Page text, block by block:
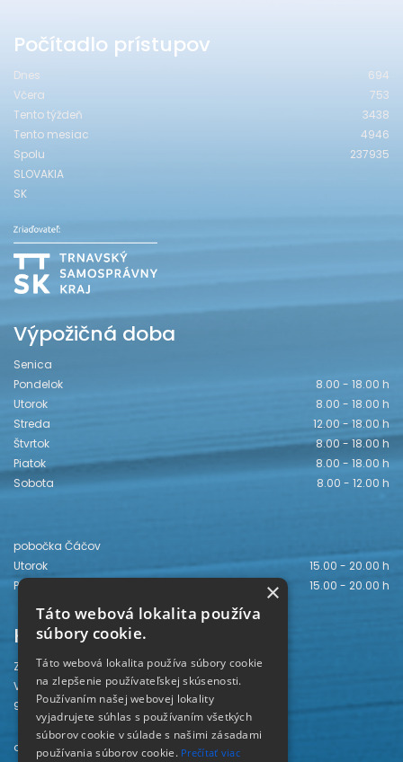
Počítadlo prístupov
Dnes
694
Včera
753
Tento týždeň
3438
Tento mesiac
4946
Spolu
237935
SLOVAKIA
SK
Výpožičná doba
Senica
Pondelok
8.00 - 18.00 h
Utorok
8.00 - 18.00 h
Streda
12.00 - 18.00 h
Štvrtok
8.00 - 18.00 h
Piatok
8.00 - 18.00 h
Sobota
8.00 - 12.00 h
pobočka Čáčov
Utorok
15.00 - 20.00 h
Piatok
15.00 - 20.00 h
Kontakt
Záhorská knižnica
Vajanského 28
905 01 Senica
odd. beletrie 034/654 3780
×
Táto webová lokalita používa
súbory cookie.
Táto webová lokalita používa súbory cookie
na zlepšenie používateľskej skúsenosti.
Používaním našej webovej lokality
vyjadrujete súhlas s používaním všetkých
súborov cookie v súlade s našimi zásadami
používania súborov cookie. Prečítať viac